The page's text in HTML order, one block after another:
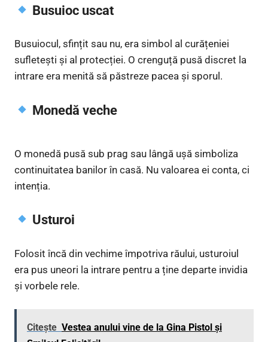
Busuioc uscat
Busuiocul, sfințit sau nu, era simbol al curățeniei
sufletești și al protecției. O crenguță pusă discret la
intrare era menită să păstreze pacea și sporul.
Monedă veche
O monedă pusă sub prag sau lângă ușă simboliza
continuitatea banilor în casă. Nu valoarea ei conta, ci
intenția.
Usturoi
Folosit încă din vechime împotriva răului, usturoiul
era pus uneori la intrare pentru a ține departe invidia
și vorbele rele.
Citește Vestea anului vine de la Gina Pistol și